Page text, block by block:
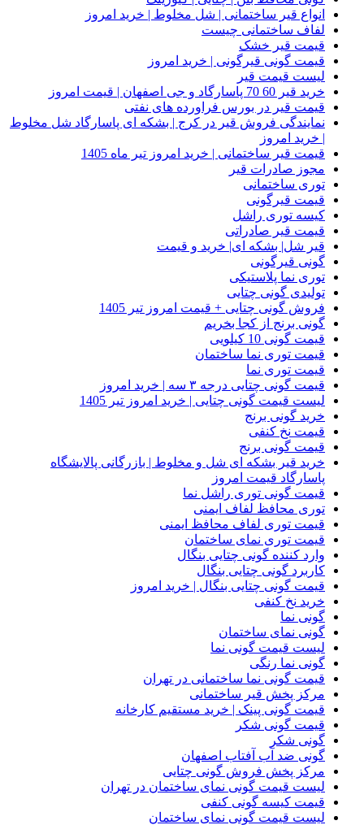
انواع قیر ساختمانی | شل مخلوط | خرید امروز
لفاف ساختمانی چیست
قیمت قیر خشک
قیمت گونی قیرگونی | خرید امروز
لیست قیمت قیر
خرید قیر 60 70 پاسارگاد و جی اصفهان | قیمت امروز
قیمت قیر در بورس فراورده های نفتی
نمایندگی فروش قیر در کرج | بشکه ای پاسارگاد شل مخلوط
| خرید امروز
قیمت قیر ساختمانی | خرید امروز تیر ماه 1405
مجوز صادرات قیر
توری ساختمانی
قیمت قیرگونی
کیسه توری راشل
قیمت قیر صادراتی
قیر شل| بشکه ای| خرید و قیمت
گونی قیرگونی
توری نما پلاستیکی
تولیدی گونی چتایی
فروش گونی چتایی + قیمت امروز تیر 1405
گونی برنج از کجا بخریم
قیمت گونی 10 کیلویی
قیمت توری نما ساختمان
قیمت توری نما
قیمت گونی چتایی درجه ۳ سه | خرید امروز
لیست قیمت گونی چتایی | خرید امروز تیر 1405
خرید گونی برنج
قیمت نخ کنفی
قیمت گونی برنج
خرید قیر بشکه ای شل و مخلوط | بازرگانی پالایشگاه
پاسارگاد قیمت امروز
قیمت گونی توری راشل نما
توری محافظ لفاف ایمنی
قیمت توری لفاف محافظ ایمنی
قیمت توری نمای ساختمان
وارد کننده گونی چتایی بنگال
کاربرد گونی چتایی بنگال
قیمت گونی چتایی بنگال | خرید امروز
خرید نخ کنفی
گونی نما
گونی نمای ساختمان
لیست قیمت گونی نما
گونی نما رنگی
قیمت گونی نما ساختمانی در تهران
مرکز پخش قیر ساختمانی
قیمت گونی پینک | خرید مستقیم کارخانه
قیمت گونی شکر
گونی شکر
گونی ضد آب آفتاب اصفهان
مرکز پخش فروش گونی چتایی
لیست قیمت گونی نمای ساختمان در تهران
قیمت کیسه گونی کنفی
لیست قیمت گونی نمای ساختمان